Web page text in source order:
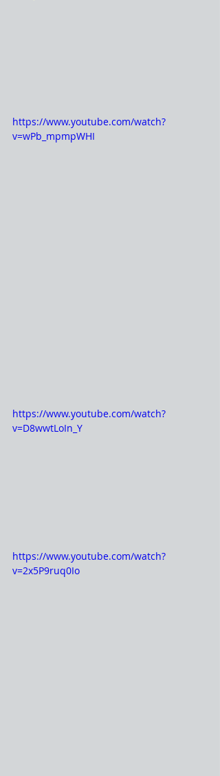
https://www.youtube.com/watch?
v=wPb_mpmpWHI
https://www.youtube.com/watch?
v=D8wwtLoIn_Y
https://www.youtube.com/watch?
v=2x5P9ruq0Io